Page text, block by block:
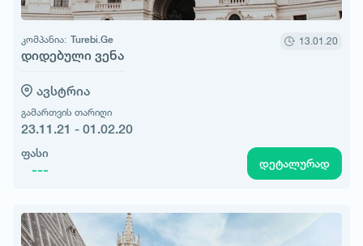
კომპანია: Turebi.Ge
დიდებული ვენა
13.01.20
ავსტრია
გამართვის თარიღი
23.11.21 - 01.02.20
ფასი
--- დეტალურად